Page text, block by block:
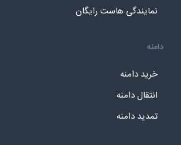
نمایندگی هاست رایگان
دامنه
خرید دامنه
انتقال دامنه
تمدید دامنه